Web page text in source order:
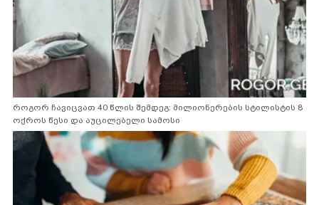
როგორ ჩავიცვათ 40 წლის შემდეგ: მილიონერების სტილისტის 8
ოქროს წესი და აუცილებელი სამოსი